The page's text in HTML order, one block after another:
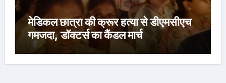
मेडिकल छात्रा की क्रूर हत्या से डीएमसीएच
गमजदा, डॉक्टर्स का कैंडल मार्च